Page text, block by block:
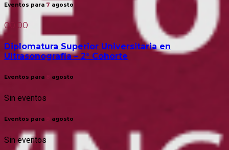
Eventos para 7 agosto
00:00
Diplomatura Superior Universitaria en
Ultrasonografía – 2° Cohorte
Eventos para agosto
Sin eventos
Eventos para agosto
Sin eventos